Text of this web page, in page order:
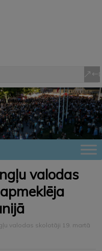
valodas
valodas skolotāji 19. martā